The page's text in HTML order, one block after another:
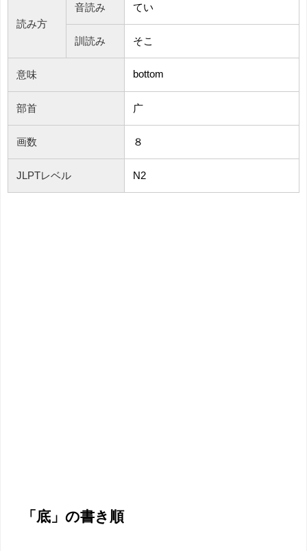
読み方
音読み てい
訓読み そこ
意味 bottom
部首 广
画数 ８
JLPTレベル N2
「底」の書き順